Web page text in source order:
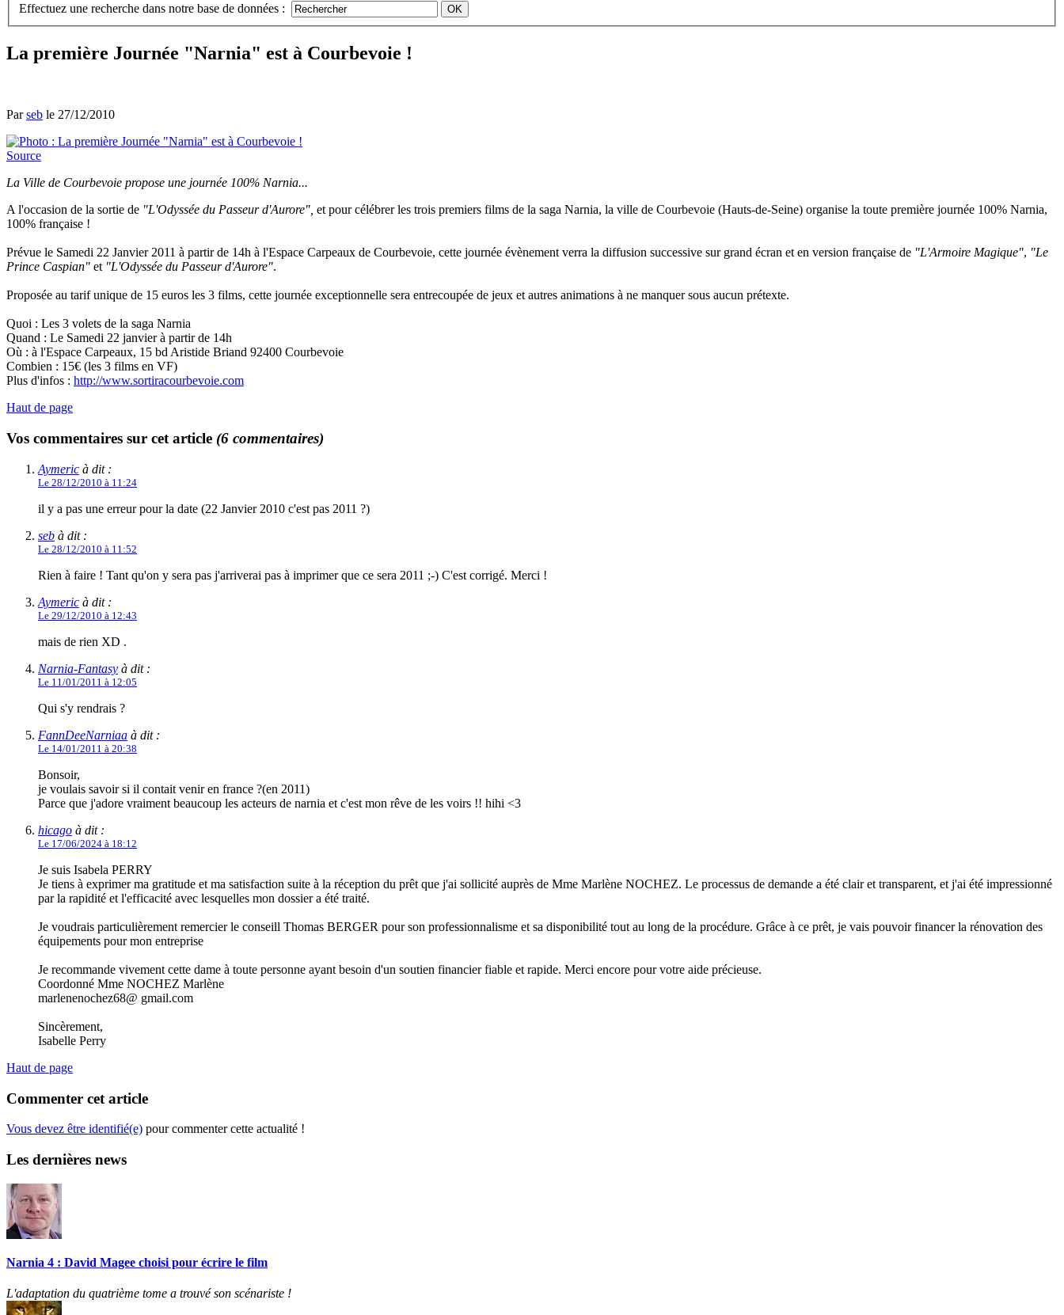
Effectuez une recherche dans notre base de données :
La première Journée "Narnia" est à Courbevoie !
Parseb le 27/12/2010
Source
La Ville de Courbevoie propose une journée 100% Narnia...
A l'occasion de la sortie de "L'Odyssée du Passeur d'Aurore", et pour célébrer les trois premiers films de la saga Narnia, la ville de Courbevoie (Hauts-de-Seine) organise la toute première journée 100% Narnia,
100% française !
Prévue le Samedi 22 Janvier 2011 à partir de 14h à l'Espace Carpeaux de Courbevoie, cette journée évènement verra la diffusion successive sur grand écran et en version française de "L'Armoire Magique", "Le
Prince Caspian" et "L'Odyssée du Passeur d'Aurore".
Proposée au tarif unique de 15 euros les 3 films, cette journée exceptionnelle sera entrecoupée de jeux et autres animations à ne manquer sous aucun prétexte.
Quoi : Les 3 volets de la saga Narnia
Quand : Le Samedi 22 janvier à partir de 14h
Où : à l'Espace Carpeaux, 15 bd Aristide Briand 92400 Courbevoie
Combien : 15€ (les 3 films en VF)
Plus d'infos : http://www.sortiracourbevoie.com
Haut de page
Vos commentaires sur cet article (6 commentaires)
Aymeric à dit :
Le 28/12/2010 à 11:24
il y a pas une erreur pour la date (22 Janvier 2010 c'est pas 2011 ?)
seb à dit :
Le 28/12/2010 à 11:52
Rien à faire ! Tant qu'on y sera pas j'arriverai pas à imprimer que ce sera 2011 ;-) C'est corrigé. Merci !
Aymeric à dit :
Le 29/12/2010 à 12:43
mais de rien XD .
Narnia-Fantasy à dit :
Le 11/01/2011 à 12:05
Qui s'y rendrais ?
FannDeeNarniaa à dit :
Le 14/01/2011 à 20:38
Bonsoir,
je voulais savoir si il contait venir en france ?(en 2011)
Parce que j'adore vraiment beaucoup les acteurs de narnia et c'est mon rêve de les voirs !! hihi <3
hicago à dit :
Le 17/06/2024 à 18:12
Je suis Isabela PERRY
Je tiens à exprimer ma gratitude et ma satisfaction suite à la réception du prêt que j'ai sollicité auprès de Mme Marlène NOCHEZ. Le processus de demande a été clair et transparent, et j'ai été impressionné
par la rapidité et l'efficacité avec lesquelles mon dossier a été traité.
Je voudrais particulièrement remercier le conseill Thomas BERGER pour son professionnalisme et sa disponibilité tout au long de la procédure. Grâce à ce prêt, je vais pouvoir financer la rénovation des
équipements pour mon entreprise
Je recommande vivement cette dame à toute personne ayant besoin d'un soutien financier fiable et rapide. Merci encore pour votre aide précieuse.
Coordonné Mme NOCHEZ Marlène
marlenenochez68@ gmail.com
Sincèrement,
Isabelle Perry
Haut de page
Commenter cet article
Vous devez être identifié(e) pour commenter cette actualité !
Les dernières news
Narnia 4 : David Magee choisi pour écrire le film
L'adaptation du quatrième tome a trouvé son scénariste !